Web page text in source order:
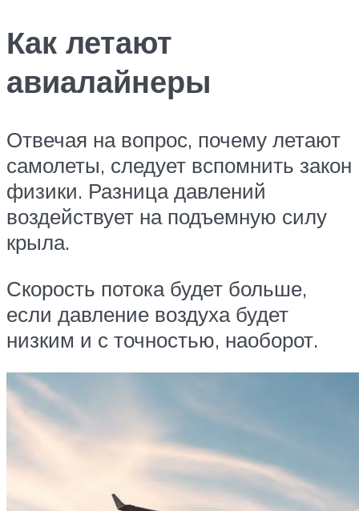
Как летают
авиалайнеры
Отвечая на вопрос, почему летают
самолеты, следует вспомнить закон
физики. Разница давлений
воздействует на подъемную силу
крыла.
Скорость потока будет больше,
если давление воздуха будет
низким и с точностью, наоборот.